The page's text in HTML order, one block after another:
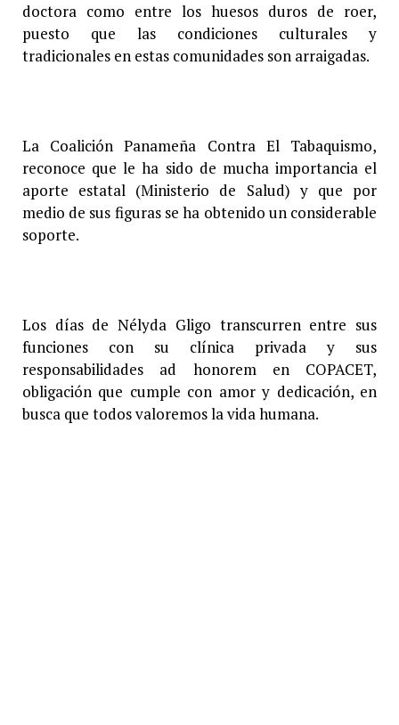
doctora como entre los huesos duros de roer,
puesto que las condiciones culturales y
tradicionales en estas comunidades son arraigadas.
La Coalición Panameña Contra El Tabaquismo,
reconoce que le ha sido de mucha importancia el
aporte estatal (Ministerio de Salud) y que por
medio de sus figuras se ha obtenido un considerable
soporte.
Los días de Nélyda Gligo transcurren entre sus
funciones con su clínica privada y sus
responsabilidades ad honorem en COPACET,
obligación que cumple con amor y dedicación, en
busca que todos valoremos la vida humana.